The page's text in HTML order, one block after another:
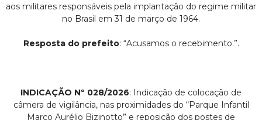
aos militares responsáveis pela implantação do regime militar
no Brasil em 31 de março de 1964.
Resposta do prefeito: “Acusamos o recebimento.”.
INDICAÇÃO Nº 028/2026: Indicação de colocação de
câmera de vigilância, nas proximidades do “Parque Infantil
Marco Aurélio Bizinotto” e reposição dos postes de